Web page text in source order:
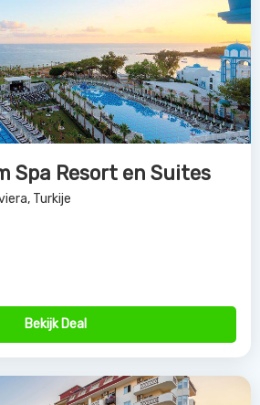
Spa Resort en Suites
Turkije
Bekijk Deal